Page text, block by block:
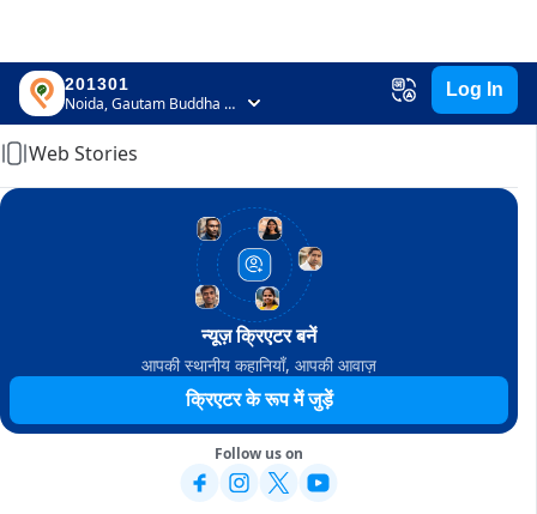
201301
Noida, Gautam Buddha Nagar, Uttar Pradesh
Log In
Home
Web Stories
न्यूज़ क्रिएटर बनें
आपकी स्थानीय कहानियाँ, आपकी आवाज़
क्रिएटर के रूप में जुड़ें
Follow us on